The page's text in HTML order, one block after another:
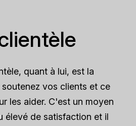
quant à lui, est la
vos clients et ce
les aider. C'est un moyen
élevé de satisfaction et il